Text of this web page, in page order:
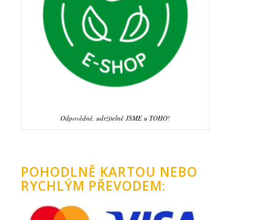
Odpovědně, udržitelně JSME u TOHO!
POHODLNĚ KARTOU NEBO
RYCHLÝM PŘEVODEM: